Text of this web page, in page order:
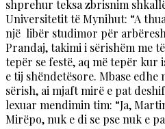
shprehur teksa zbrisnim
Universitetit të Mynihut: “A
një libër studimor për
Prandaj, takimi i sërishëm me
tepër se festë, aq më tepër
e tij shëndetësore. Mbase
sërish, ai mjaft mirë e pat
lexuar mendimin tim: “Ja,
Mirëpo, nuk e di se pse nuk e